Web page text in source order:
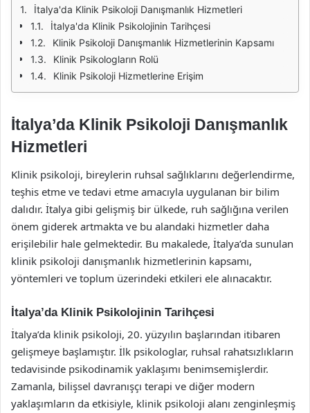
İtalya'da Klinik Psikoloji Danışmanlık Hizmetleri
İtalya'da Klinik Psikolojinin Tarihçesi
Klinik Psikoloji Danışmanlık Hizmetlerinin Kapsamı
Klinik Psikologların Rolü
Klinik Psikoloji Hizmetlerine Erişim
İtalya’da Klinik Psikoloji Danışmanlık
Hizmetleri
Klinik psikoloji, bireylerin ruhsal sağlıklarını değerlendirme,
teşhis etme ve tedavi etme amacıyla uygulanan bir bilim
dalıdır. İtalya gibi gelişmiş bir ülkede, ruh sağlığına verilen
önem giderek artmakta ve bu alandaki hizmetler daha
erişilebilir hale gelmektedir. Bu makalede, İtalya’da sunulan
klinik psikoloji danışmanlık hizmetlerinin kapsamı,
yöntemleri ve toplum üzerindeki etkileri ele alınacaktır.
İtalya’da Klinik Psikolojinin Tarihçesi
İtalya’da klinik psikoloji, 20. yüzyılın başlarından itibaren
gelişmeye başlamıştır. İlk psikologlar, ruhsal rahatsızlıkların
tedavisinde psikodinamik yaklaşımı benimsemişlerdir.
Zamanla, bilişsel davranışçı terapi ve diğer modern
yaklaşımların da etkisiyle, klinik psikoloji alanı zenginleşmiş